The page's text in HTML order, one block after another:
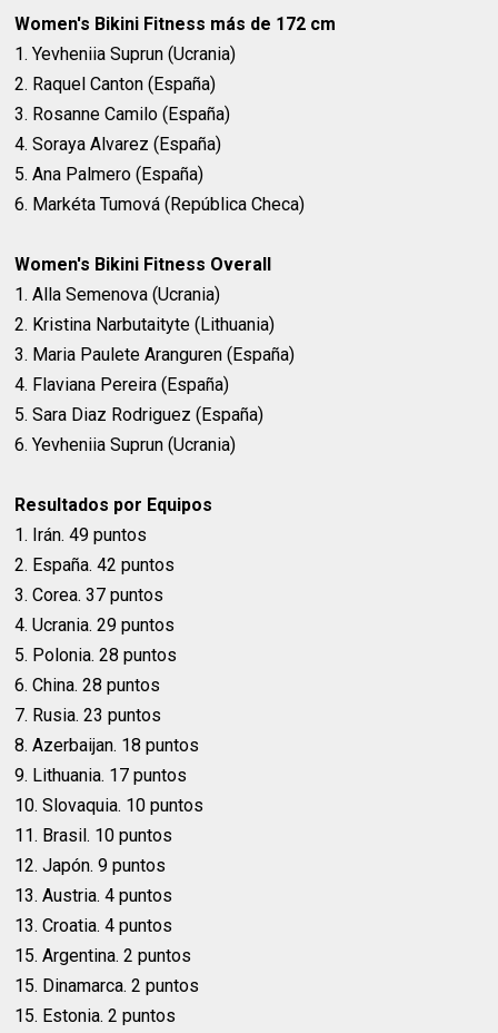
Women's Bikini Fitness más de 172 cm
1. Yevheniia Suprun (Ucrania)
2. Raquel Canton (España)
3. Rosanne Camilo (España)
4. Soraya Alvarez (España)
5. Ana Palmero (España)
6. Markéta Tumová (República Checa)
Women's Bikini Fitness Overall
1. Alla Semenova (Ucrania)
2. Kristina Narbutaityte (Lithuania)
3. Maria Paulete Aranguren (España)
4. Flaviana Pereira (España)
5. Sara Diaz Rodriguez (España)
6. Yevheniia Suprun (Ucrania)
Resultados por Equipos
1. Irán. 49 puntos
2. España. 42 puntos
3. Corea. 37 puntos
4. Ucrania. 29 puntos
5. Polonia. 28 puntos
6. China. 28 puntos
7. Rusia. 23 puntos
8. Azerbaijan. 18 puntos
9. Lithuania. 17 puntos
10. Slovaquia. 10 puntos
11. Brasil. 10 puntos
12. Japón. 9 puntos
13. Austria. 4 puntos
13. Croatia. 4 puntos
15. Argentina. 2 puntos
15. Dinamarca. 2 puntos
15. Estonia. 2 puntos